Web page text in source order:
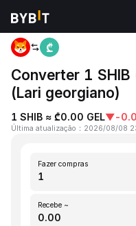
Página inicial
Converter 1 SHIB
(Lari georgiano)
1 SHIB ≈ ₾0.00 GEL▼-
Última atualização ： 2026/08/08
Fazer compras
Recebe ~